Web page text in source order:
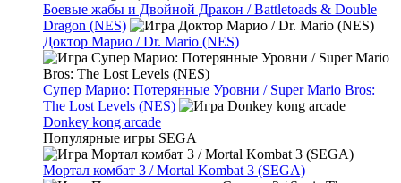
Боевые жабы и Двойной Дракон / Battletoads & Double
Dragon (NES)
Доктор Марио / Dr. Mario (NES)
Супер Марио: Потерянные Уровни / Super Mario Bros:
The Lost Levels (NES)
Donkey kong arcade
Популярные игры SEGA
Мортал комбат 3 / Mortal Kombat 3 (SEGA)